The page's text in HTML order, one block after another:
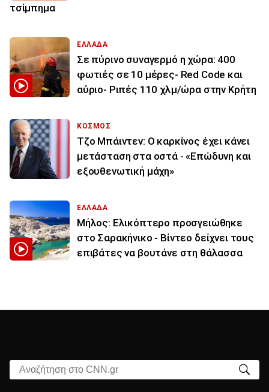
τσίμπημα
ΕΛΛΑΔΑ
Σε πύρινο συναγερμό η χώρα: 400
φωτιές σε 10 μέρες- Red Code και
αύριο- Ριπές 110 χλμ/ώρα στην Κρήτη
ΚΟΣΜΟΣ
Τζο Μπάιντεν: Ο καρκίνος έχει κάνει
μετάσταση στα οστά - «Επώδυνη και
εξουθενωτική μάχη»
ΕΛΛΑΔΑ
Μήλος: Ελικόπτερο προσγειώθηκε
στο Σαρακήνικο - Βίντεο δείχνει τους
επιβάτες να βουτάνε στη θάλασσα
Αναζήτηση στο CNN.gr